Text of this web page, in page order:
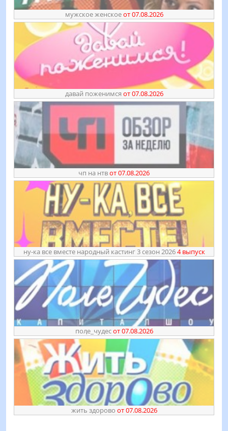
мужское женскоеот 07.08.2026
давай поженимся от 07.08.2026
чп на нтвот 07.08.2026
ну-ка все вместе народный кастинг 3 сезон 20264 выпуск
поӆе_чудесот 07.08.2026
жить здорово от 07.08.2026